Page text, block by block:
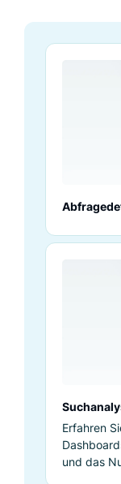
Erfahren
und das